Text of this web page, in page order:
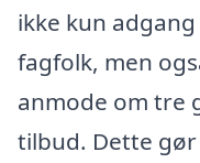
ikke kun
fagfolk, men
anmode om tre
tilbud. Dette